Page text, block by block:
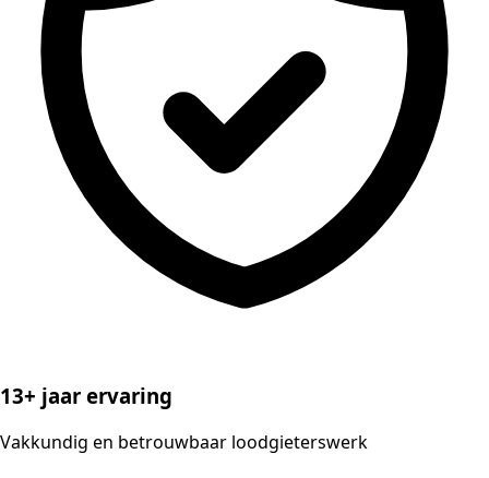
13+ jaar ervaring
Vakkundig en betrouwbaar loodgieterswerk